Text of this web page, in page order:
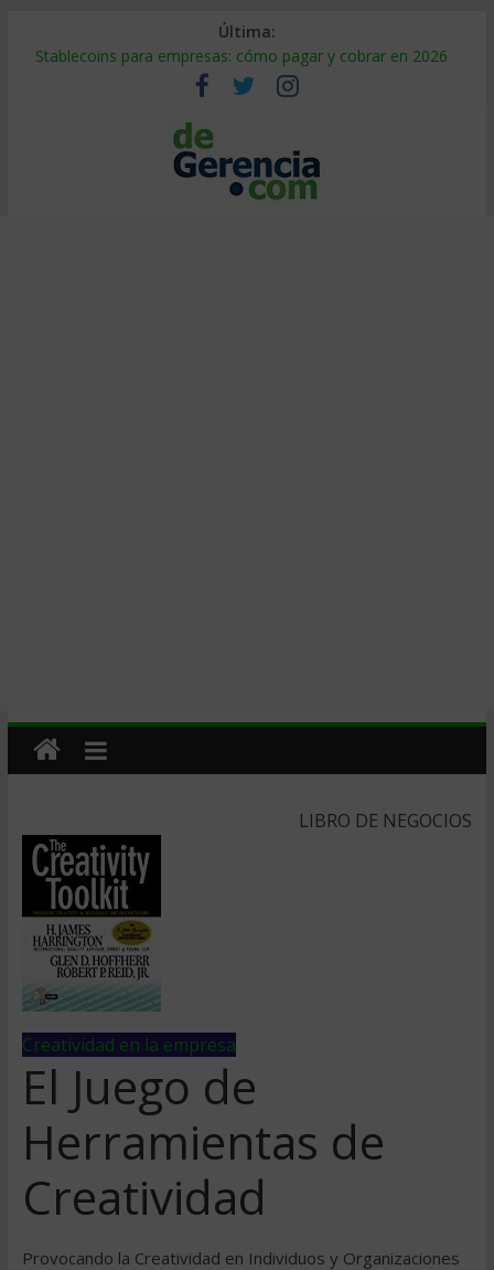
Última:
Stablecoins para empresas: cómo pagar y cobrar en 2026
Despido silencioso: qué es y por qué sale tan caro
IA en selección de personal: cómo auditarla a tiempo
Trabajo forzoso en la cadena de suministro: qué hacer
Mercado hispano de EE. UU.: cómo segmentarlo y venderle
LIBRO DE NEGOCIOS
Creatividad en la empresa
El Juego de
Herramientas de
Creatividad
Provocando la Creatividad en Individuos y Organizaciones